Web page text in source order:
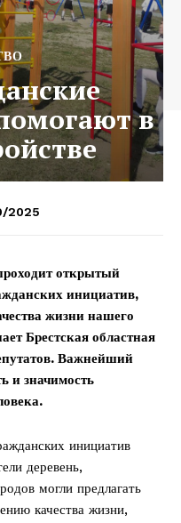
в
2025
открытый
инициатив,
жизни нашего
Брестская областная
Важнейший
и значимость
инициатив
деревень,
могли предлагать
качества жизни,